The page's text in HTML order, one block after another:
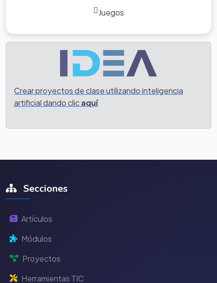
Juegos
Crear proyectos de clase utilizando inteligencia
artificial dando clicaquí
Secciones
Artículos
Módulos
Proyectos
Herramientas TIC